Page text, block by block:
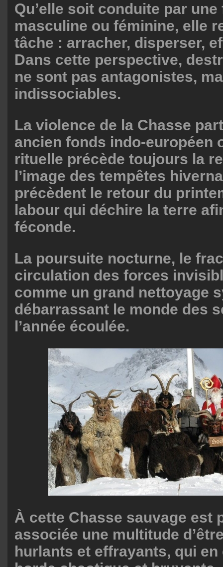
Qu’elle soit conduite par
masculine ou féminine, elle
tâche : arracher, disperser,
Dans cette perspective,
ne sont pas antagonistes,
indissociables.
La violence de la Chasse
ancien fonds indo-européen
rituelle précède toujours la
l’image des tempêtes
précèdent le retour du
labour qui déchire la terre
féconde.
La poursuite nocturne, le
circulation des forces
comme un grand nettoyage
débarrassant le monde des
l’année écoulée.
À cette Chasse sauvage est
associée une multitude
hurlants et effrayants, qui